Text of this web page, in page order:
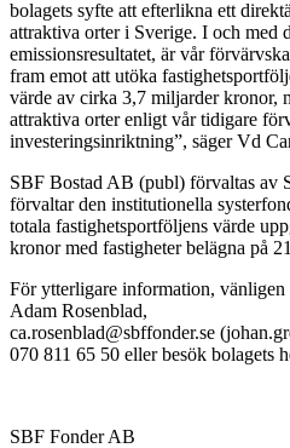
bolagets syfte att efterlikna ett
attraktiva orter i Sverige. I och med
emissionsresultatet, är vår
fram emot att utöka
värde av cirka 3,7 miljarder kronor,
attraktiva orter enligt vår tidigare
investeringsinriktning”, säger Vd
SBF Bostad AB (publ) förvaltas av
förvaltar den institutionella
totala fastighetsportföljens värde
kronor med fastigheter belägna på
För ytterligare information,
Adam Rosenblad,
ca.rosenblad@sbffonder.se
070 811 65 50 eller besök bolagets
SBF Fonder AB